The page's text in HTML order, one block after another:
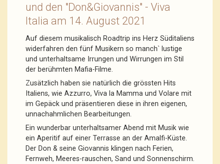
und den "Don&Giovannis" - Viva
Italia am 14. August 2021
Auf diesem musikalisch Roadtrip ins Herz Süditaliens
widerfahren den fünf Musikern so manch` lustige
und unterhaltsame Irrungen und Wirrungen im Stil
der berühmten Mafia-Filme.
Zusätzlich haben sie natürlich die grössten Hits
Italiens, wie Azzurro, Viva la Mamma und Volare mit
im Gepäck und präsentieren diese in ihren eigenen,
unnachahmlichen Bearbeitungen.
Ein wunderbar unterhaltsamer Abend mit Musik wie
ein Aperitif auf einer Terrasse an der Amalfi-Küste.
Der Don & seine Giovannis klingen nach Ferien,
Fernweh, Meeres-rauschen, Sand und Sonnenschirm.